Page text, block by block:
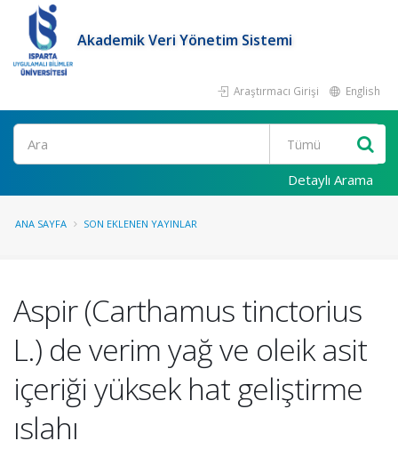
Akademik Veri Yönetim Sistemi
Araştırmacı Girişi English
Ara
Detaylı Arama
ANA SAYFA SON EKLENEN YAYINLAR
Aspir (Carthamus tinctorius
L.) de verim yağ ve oleik asit
içeriği yüksek hat geliştirme
ıslahı